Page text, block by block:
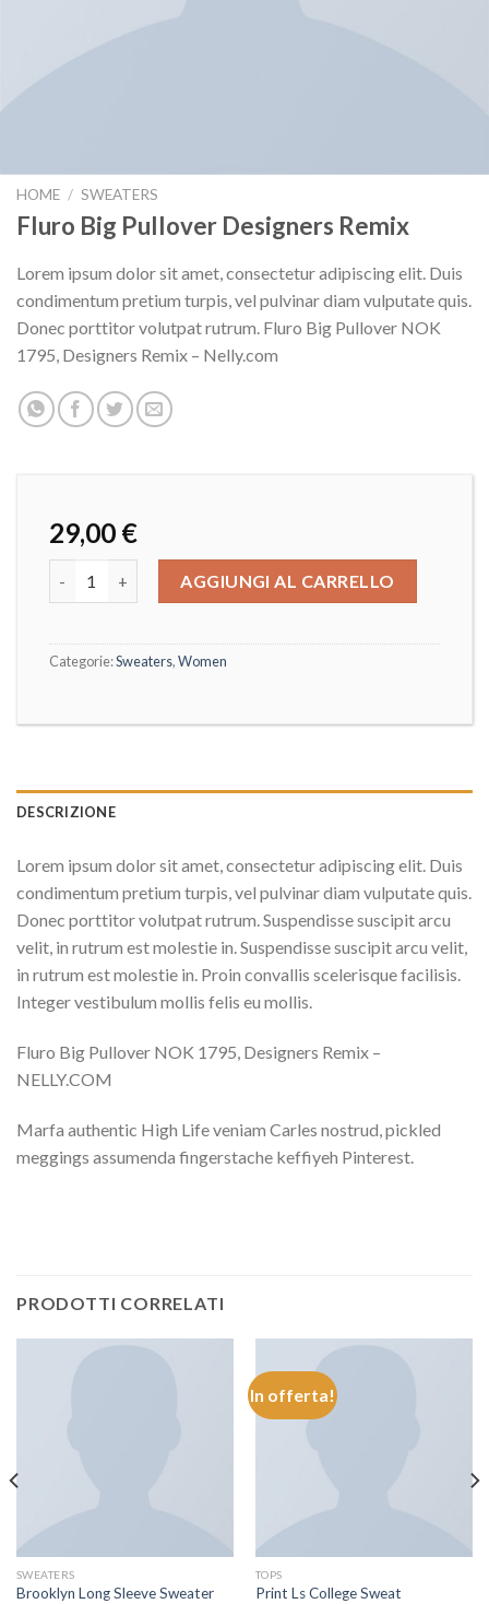
HOME / SWEATERS
Fluro Big Pullover Designers Remix
Lorem ipsum dolor sit amet, consectetur adipiscing elit. Duis
condimentum pretium turpis, vel pulvinar diam vulputate quis.
Donec porttitor volutpat rutrum. Fluro Big Pullover NOK
1795, Designers Remix – Nelly.com
29,00 €
AGGIUNGI AL CARRELLO
Categorie:Sweaters,Women
DESCRIZIONE
Lorem ipsum dolor sit amet, consectetur adipiscing elit. Duis
condimentum pretium turpis, vel pulvinar diam vulputate quis.
Donec porttitor volutpat rutrum. Suspendisse suscipit arcu
velit, in rutrum est molestie in. Suspendisse suscipit arcu velit,
in rutrum est molestie in. Proin convallis scelerisque facilisis.
Integer vestibulum mollis felis eu mollis.
Fluro Big Pullover NOK 1795, Designers Remix –
NELLY.COM
Marfa authentic High Life veniam Carles nostrud, pickled
meggings assumenda fingerstache keffiyeh Pinterest.
PRODOTTI CORRELATI
SWEATERS
Brooklyn Long Sleeve Sweater
In offerta!
TOPS
Print Ls College Sweat